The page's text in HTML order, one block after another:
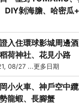
DIY剝海膽、哈密瓜
入住環球影城周邊
荷神社、花見小路
08/27 ...更多日期
小火車、神戶空中
龍蝦、長腳蟹